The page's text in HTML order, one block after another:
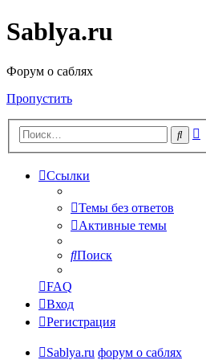
Sablya.ru
Форум о саблях
Пропустить
Поиск
Ссылки
Темы без ответов
Активные темы
Поиск
FAQ
Вход
Регистрация
Sablya.ru форум о саблях